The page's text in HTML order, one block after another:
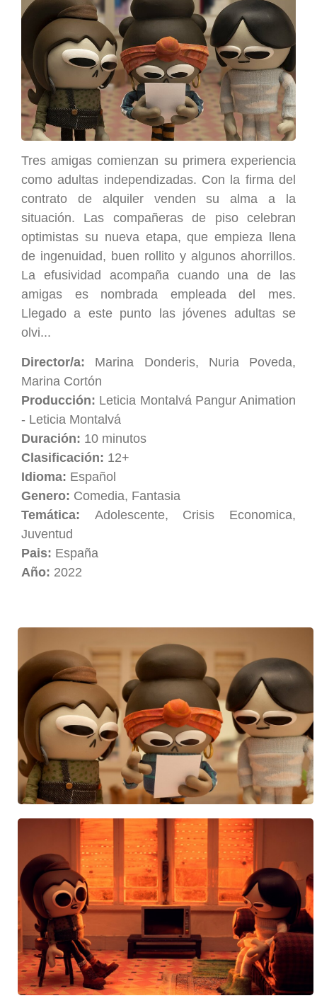
Tres amigas comienzan su primera experiencia
como adultas independizadas. Con la firma del
contrato de alquiler venden su alma a la
situación. Las compañeras de piso celebran
optimistas su nueva etapa, que empieza llena
de ingenuidad, buen rollito y algunos ahorrillos.
La efusividad acompaña cuando una de las
amigas es nombrada empleada del mes.
Llegado a este punto las jóvenes adultas se
olvi...
Director/a: Marina Donderis, Nuria Poveda,
Marina Cortón
Producción: Leticia Montalvá Pangur Animation
- Leticia Montalvá
Duración: 10 minutos
Clasificación: 12+
Idioma: Español
Genero: Comedia, Fantasia
Temática: Adolescente, Crisis Economica,
Juventud
Pais: España
Año: 2022